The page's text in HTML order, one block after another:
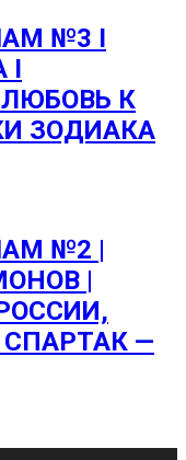
№3 I
I
К
ЗОДИАКА
№2 |
|
—